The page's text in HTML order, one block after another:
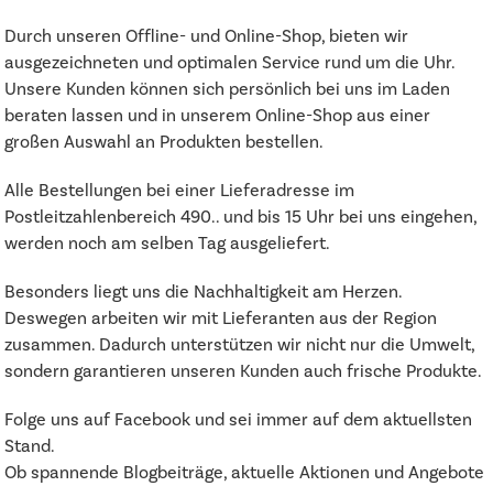
Durch unseren Offline- und Online-Shop, bieten wir
ausgezeichneten und optimalen Service rund um die Uhr.
Unsere Kunden können sich persönlich bei uns im Laden
beraten lassen und in unserem Online-Shop aus einer
großen Auswahl an Produkten bestellen.
Alle Bestellungen bei einer Lieferadresse im
Postleitzahlenbereich 490.. und bis 15 Uhr bei uns eingehen,
werden noch am selben Tag ausgeliefert.
Besonders liegt uns die Nachhaltigkeit am Herzen.
Deswegen arbeiten wir mit Lieferanten aus der Region
zusammen. Dadurch unterstützen wir nicht nur die Umwelt,
sondern garantieren unseren Kunden auch frische Produkte.
Folge uns auf Facebook und sei immer auf dem aktuellsten
Stand.
Ob spannende Blogbeiträge, aktuelle Aktionen und Angebote